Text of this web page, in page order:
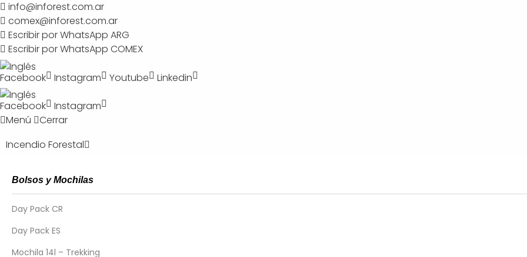
info@inforest.com.ar
comex@inforest.com.ar
Escribir por WhatsApp ARG
Escribir por WhatsApp COMEX
Facebook Instagram Youtube Linkedin
Facebook
Instagram
Menú
Cerrar
Incendio Forestal
Bolsos y Mochilas
Day Pack CR
Day Pack ES
Mochila 14l – Trekking
Search
BUSCAR
Inicio/ Noticias